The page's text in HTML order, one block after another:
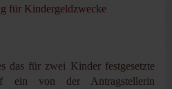
für Kindergeldzwecke
das für zwei Kinder festgesetzte
ein von der Antragstellerin